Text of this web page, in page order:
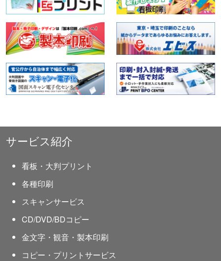
サービス紹介
看板・大判プリント
各種印刷
スキャンサービス
CD/DVD/BDコピー
金文字・観音・製本印刷
コピー・プリントサービス